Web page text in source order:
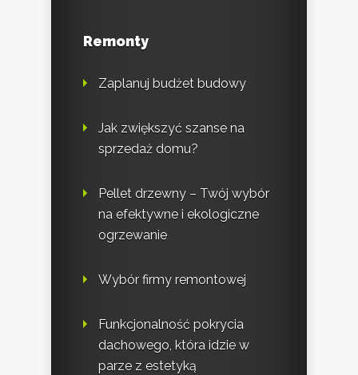
Remonty
Zaplanuj budżet budowy
Jak zwiększyć szanse na
sprzedaż domu?
Pellet drzewny – Twój wybór
na efektywne i ekologiczne
ogrzewanie
Wybór firmy remontowej
Funkcjonalność pokrycia
dachowego, która idzie w
parze z estetyką